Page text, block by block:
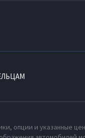
опции и указанные